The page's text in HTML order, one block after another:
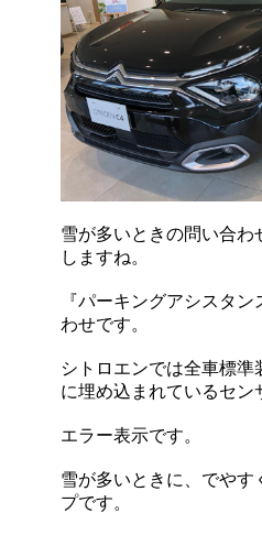
雪が多いときの問い合わ
しますね。
『パーキングアシスタ
わせです。
シトロエンでは全車標
に埋め込まれているセン
エラー表示です。
雪が多いときに、でやす
プです。